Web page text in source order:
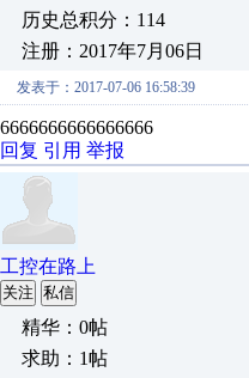
历史总积分：114
注册：2017年7月06日
发表于：2017-07-06 16:58:39
6666666666666666
回复 引用 举报
工控在路上
关注 私信
精华：0帖
求助：1帖